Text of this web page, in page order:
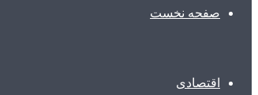
صفحه نخست
اقتصادی